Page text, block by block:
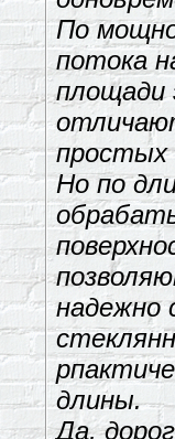
По
потока
площади
Но по
надежно
длины.
Да,